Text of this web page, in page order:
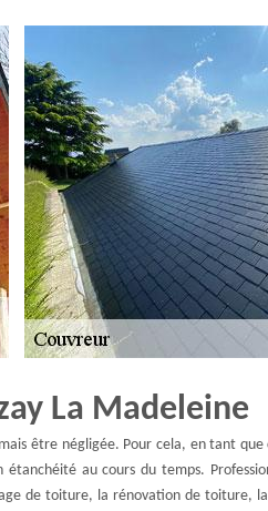
La Madeleine
être négligée. Pour cela, en tant que
au cours du temps.
de toiture, la rénovation de toiture,